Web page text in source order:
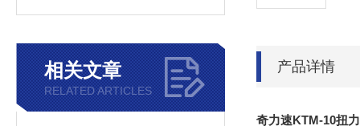
相关文章
RELATED ARTICLES
产品详情
奇力速KTM-10扭